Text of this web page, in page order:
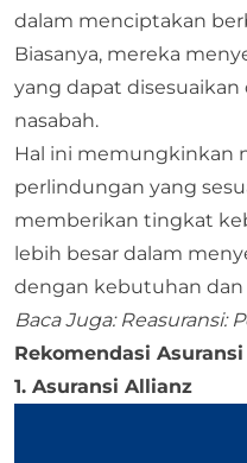
dalam menciptakan
Biasanya, mereka
yang dapat
nasabah.
Hal ini memungkinkan
perlindungan yang
memberikan tingkat
lebih besar dalam
dengan kebutuhan
Baca Juga: Reasuransi:
Rekomendasi
1. Asuransi Allianz